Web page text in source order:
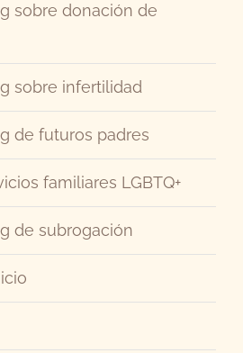
sobre donación de
sobre infertilidad
de futuros padres
familiares LGBTQ+
de subrogación